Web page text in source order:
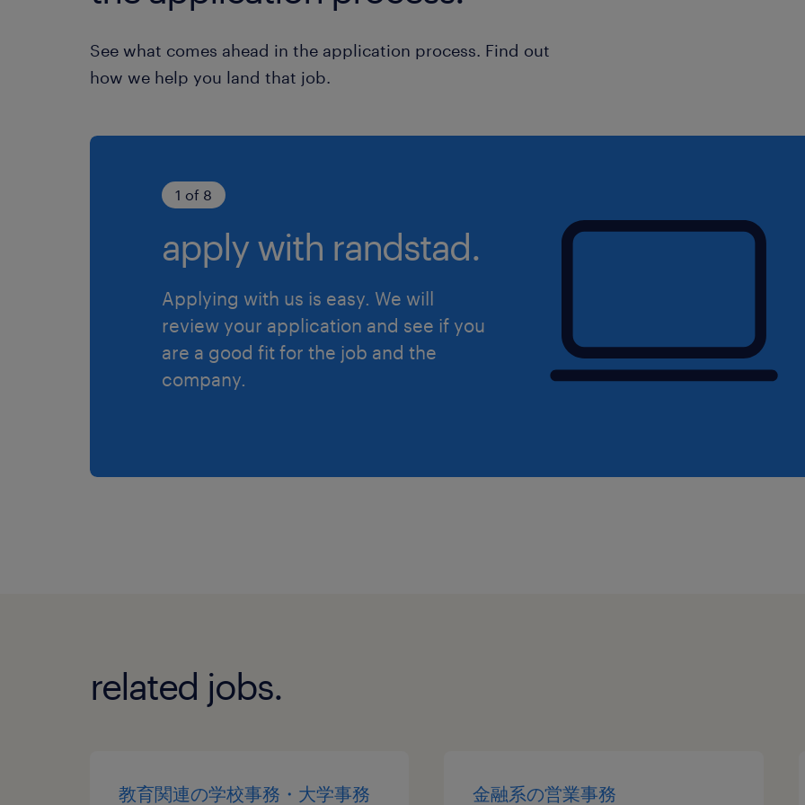
See what comes ahead in the application process. Find out
how we help you land that job.
1 of 8
apply with randstad.
Applying with us is easy. We will
review your application and see if you
are a good fit for the job and the
company.
related jobs.
教育関連の学校事務・大学事務 金融系の営業事務